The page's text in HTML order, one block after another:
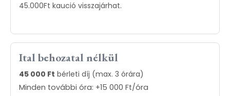
45.000Ft kaució visszajárhat.
Ital behozatal nélkül
45 000 Ft bérleti díj (max. 3 órára)
Minden további óra: +15 000 Ft/óra